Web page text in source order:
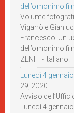
dell’omonimo
Volume
Viganò e
Francesco. Un
dell’omonimo
ZENIT - Italiano.
Lunedì 4
29, 2020
Avviso
Lunedì 4